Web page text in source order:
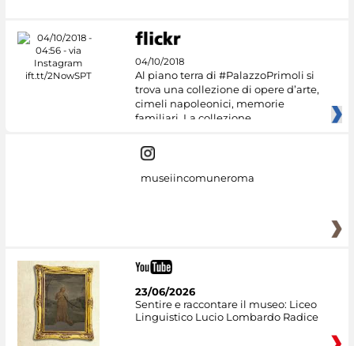
04/10/2018
Al piano terra di #PalazzoPrimoli si
trova una collezione di opere d’arte,
cimeli napoleonici, memorie
familiari. La collezione
museiincomuneroma
23/06/2026
Sentire e raccontare il museo: Liceo
Linguistico Lucio Lombardo Radice